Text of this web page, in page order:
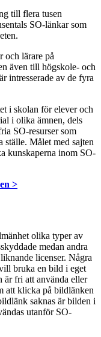
till flera tusen
SO-länkar som
och lärare på
även till högskole- och
intresserade av de fyra
i skolan för elever och
i olika ämnen, dels
SO-resurser som
ställe. Målet med sajten
kunskaperna inom SO-
>
olika typer av
medan andra
licenser. Några
bruka en bild i eget
är fri att använda eller
att klicka på bildlänken
saknas är bilden i
utanför SO-